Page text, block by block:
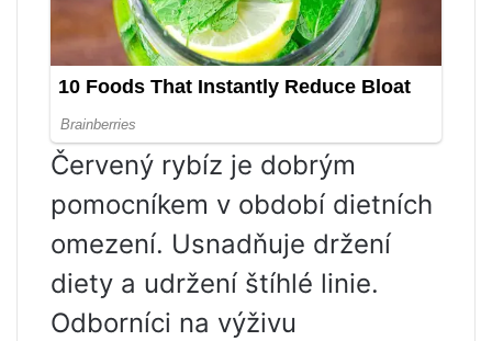
Červený rybíz je dobrým
pomocníkem v období dietních
omezení. Usnadňuje držení
diety a udržení štíhlé linie.
Odborníci na výživu